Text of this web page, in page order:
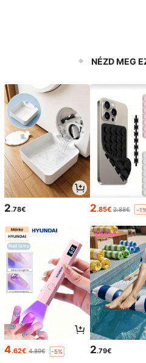
NÉZD MEG
2.78€ 2.85€ 2.88€ -
4.62€ 4.89€ -5% 2.79€